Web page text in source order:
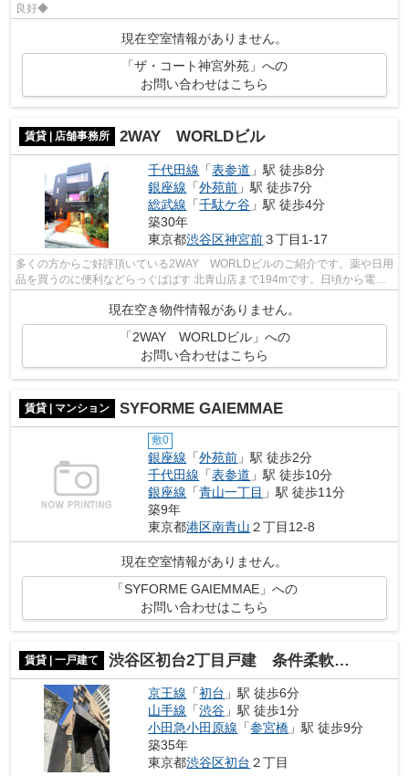
良好◆
現在空室情報がありません。
「ザ・コート神宮外苑」への
お問い合わせはこちら
賃貸 | 店舗事務所 2WAY WORLDビル
千代田線 「表参道 」駅 徒歩8分
銀座線 「外苑前 」駅 徒歩7分
総武線 「千駄ケ谷 」駅 徒歩4分
築30年
東京都渋谷区神宮前３丁目1-17
多くの方からご好評頂いている2WAY WORLDビルのご紹介です。薬や日用
品を買うのに便利などらっぐぱぱす 北青山店まで194mです。日頃から電車
現在空き物件情報がありません。
「2WAY WORLDビル」への
お問い合わせはこちら
賃貸 | マンション SYFORME GAIEMMAE
敷0
銀座線 「外苑前 」駅 徒歩2分
千代田線 「表参道 」駅 徒歩10分
銀座線 「青山一丁目 」駅 徒歩11分
築9年
東京都港区南青山 ２丁目12-8
現在空室情報がありません。
「SYFORME GAIEMMAE」への
お問い合わせはこちら
賃貸 | 一戸建て 渋谷区初台2丁目戸建 条件柔軟対応
京王線 「初台 」駅 徒歩6分
山手線 「渋谷 」駅 徒歩1分
小田急小田原線 「参宮橋 」駅 徒歩9分
築35年
東京都渋谷区初台 ２丁目